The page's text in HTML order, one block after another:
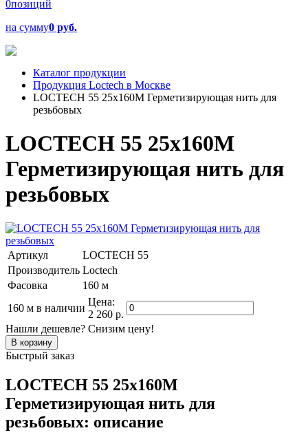
0позиций
на сумму0 руб.
Каталог продукции
Продукция Loctech в Москве
LOCTECH 55 25x160M Герметизирующая нить для
резьбовых
LOCTECH 55 25x160M
Герметизирующая нить для
резьбовых
Артикул
LOCTECH 55
Производитель Loctech
Фасовка
160 м
160 м в наличии
Цена:
2 260 р.
Нашли дешевле? Снизим цену!
Быстрый заказ
LOCTECH 55 25x160M
Герметизирующая нить для
резьбовых: описание